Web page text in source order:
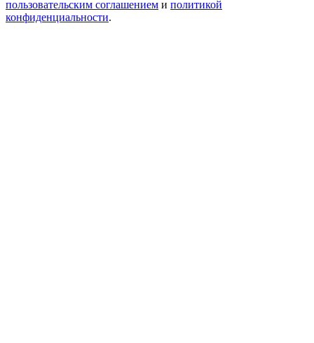
пользовательским соглашением и политикой
конфиденциальности.